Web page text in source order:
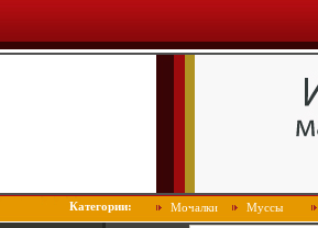
Категории: Мочалки Муссы